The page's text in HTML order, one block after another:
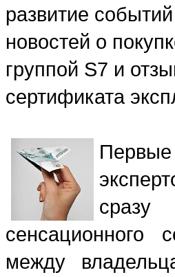
развитие
новостей о
группой S7 и
сертификата
сразу
сенсационного
между